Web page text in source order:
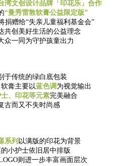
湾文创设计品牌「印花乐」合作
“曼秀雷敦软膏公益限定版”
捐赠给“失亲儿童福利基金会”
共创美好生活的公益理念
众一同为守护孩童出力
于传统的绿白底包装
膏主要以蓝色调 为视觉输出
、印花等元素完美融合
古而又不失时尚感
系列 以满版的印花为背景
小护士依旧居中排版
则进一步丰富画面层次